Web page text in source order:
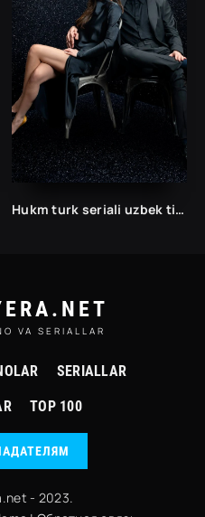
Hukm turk seriali uzbek tilida /Хукм турк сериали ўзбек тилида/ 203. 204. 205. 206. 207. 208. 209. 210. 211. 212. 213. 214. 215 barcha qismlari.
VA SERIALLAR
SERIALLAR
TOP 100
- 2023.